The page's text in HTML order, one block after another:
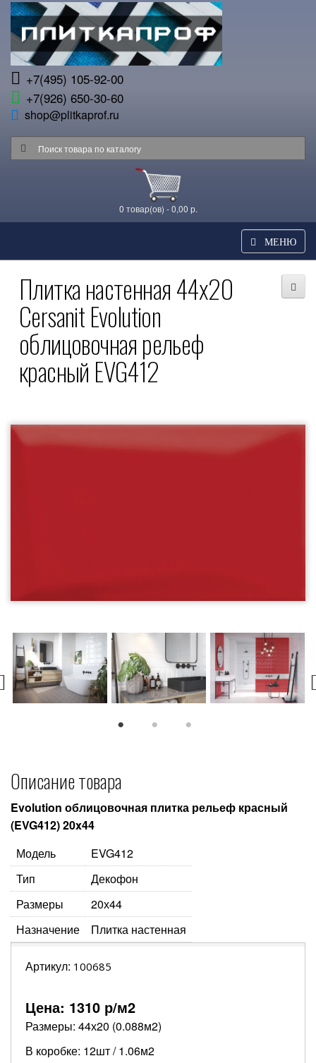
+7(495) 105-92-00
+7(926) 650-30-60
shop@plitkaprof.ru
0 товар(ов) - 0,00 р.
МЕНЮ
Плитка настенная 44x20
Cersanit Evolution
облицовочная рельеф
красный EVG412
Описание товара
Evolution облицовочная плитка рельеф красный
(EVG412) 20x44
Модель
EVG412
Тип
Декофон
Размеры
20х44
Назначение
Плитка настенная
Артикул: 100685
Цена: 1310 р/м2
Размеры: 44х20 (0.088м2)
В коробке: 12шт / 1.06м2